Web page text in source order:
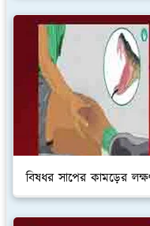
বিষধর সাপের কামড়ের